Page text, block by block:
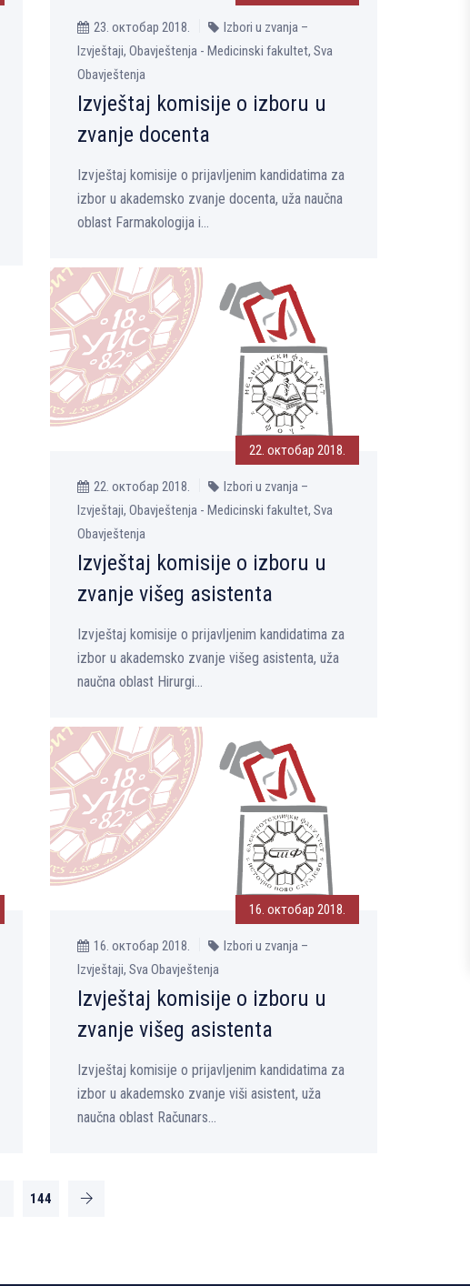
23. октобар 2018.
Izbori u zvanja –
Izvještaji, Obavještenja - Medicinski fakultet, Sva
Obavještenja
Izvještaj komisije o izboru u
zvanje docenta
Izvještaj komisije o prijavljenim kandidatima za
izbor u akademsko zvanje docenta, uža naučna
oblast Farmakologija i...
22. октобар 2018.
22. октобар 2018.
Izbori u zvanja –
Izvještaji, Obavještenja - Medicinski fakultet, Sva
Obavještenja
Izvještaj komisije o izboru u
zvanje višeg asistenta
Izvještaj komisije o prijavljenim kandidatima za
izbor u akademsko zvanje višeg asistenta, uža
naučna oblast Hirurgi...
16. октобар 2018.
16. октобар 2018.
Izbori u zvanja –
Izvještaji, Sva Obavještenja
Izvještaj komisije o izboru u
zvanje višeg asistenta
Izvještaj komisije o prijavljenim kandidatima za
izbor u akademsko zvanje viši asistent, uža
naučna oblast Računars...
144